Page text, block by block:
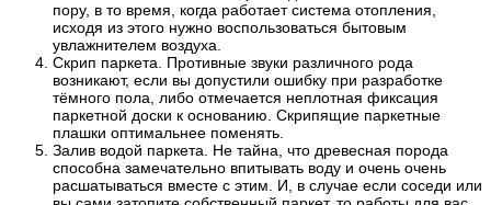
пору, в то время, когда работает система отопления,
исходя из этого нужно воспользоваться бытовым
увлажнителем воздуха.
Скрип паркета. Противные звуки различного рода
возникают, если вы допустили ошибку при разработке
тёмного пола, либо отмечается неплотная фиксация
паркетной доски к основанию. Скрипящие паркетные
плашки оптимальнее поменять.
Залив водой паркета. Не тайна, что древесная порода
способна замечательно впитывать воду и очень очень
расшатываться вместе с этим. И, в случае если соседи или